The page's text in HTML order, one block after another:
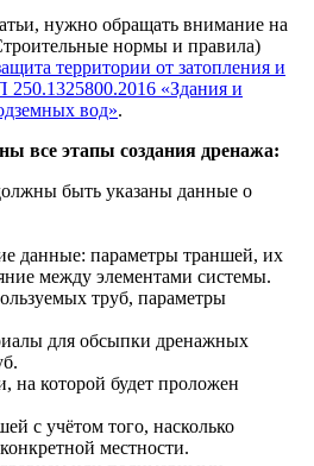
нужно обращать внимание на
нормы и правила)
территории от затопления и
250.1325800.2016 «Здания и
вод».
все этапы создания дренажа:
быть указаны данные о
данные: параметры траншей, их
между элементами системы.
труб, параметры
для обсыпки дренажных
на которой будет проложен
с учётом того, насколько
местности.